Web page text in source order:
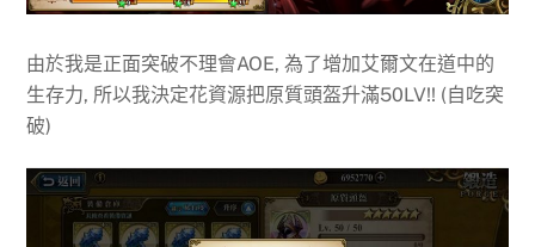
由於我是正面突破不理會AOE, 為了增加艾爾文在道中的
生存力, 所以我決定花資源把原質頭盔升滿50LV!! (自吃突
破)